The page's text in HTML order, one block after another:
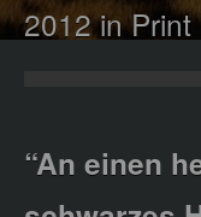
2012 in Print
“An einen